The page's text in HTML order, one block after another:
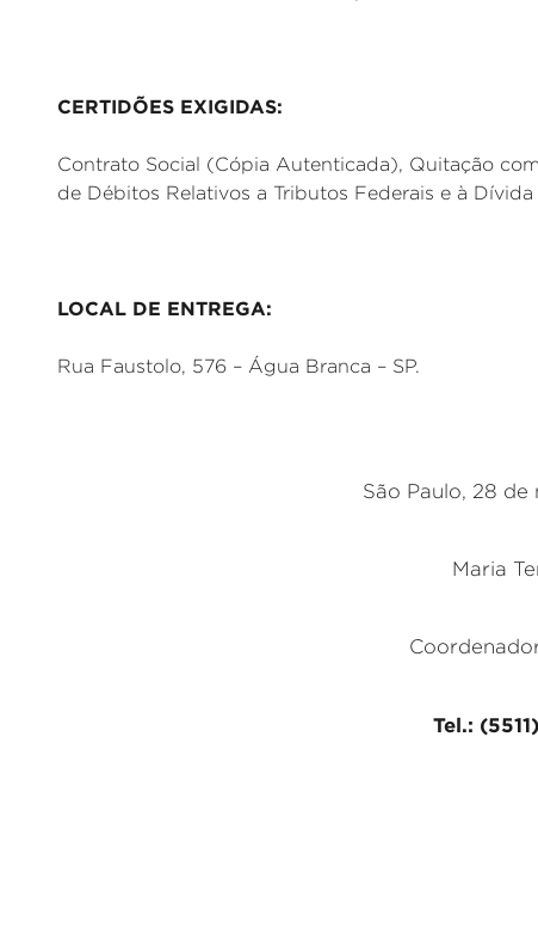
CERTIDÕES EXIGIDAS:
Contrato Social (Cópia Autenticada), Quitação
de Débitos Relativos a Tributos Federais e à
LOCAL DE ENTREGA:
Rua Faustolo, 576 – Água Branca – SP.
São Paulo, 28 de
Maria
Tel.: